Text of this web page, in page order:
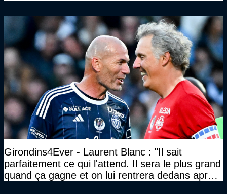
Girondins4Ever - Laurent Blanc : "Il sait
parfaitement ce qui l'attend. Il sera le plus grand
quand ça gagne et on lui rentrera dedans après